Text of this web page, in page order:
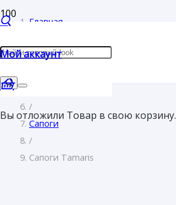
Мой аккаунт
Вы отложили Товар в свою корзину.
Главная
Женщинам
/
Сапоги
/
Сапоги Tamaris